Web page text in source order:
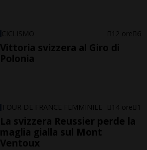
CICLISMO 12 ore 6
Vittoria svizzera al Giro di
Polonia
TOUR DE FRANCE FEMMINILE 14 ore 1
La svizzera Reussier perde la
maglia gialla sul Mont
Ventoux